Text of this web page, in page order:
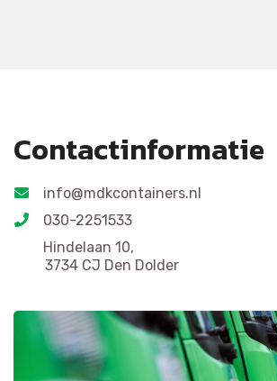
Contactinformatie
info@mdkcontainers.nl
030-2251533
Hindelaan 10,
3734 CJ Den Dolder